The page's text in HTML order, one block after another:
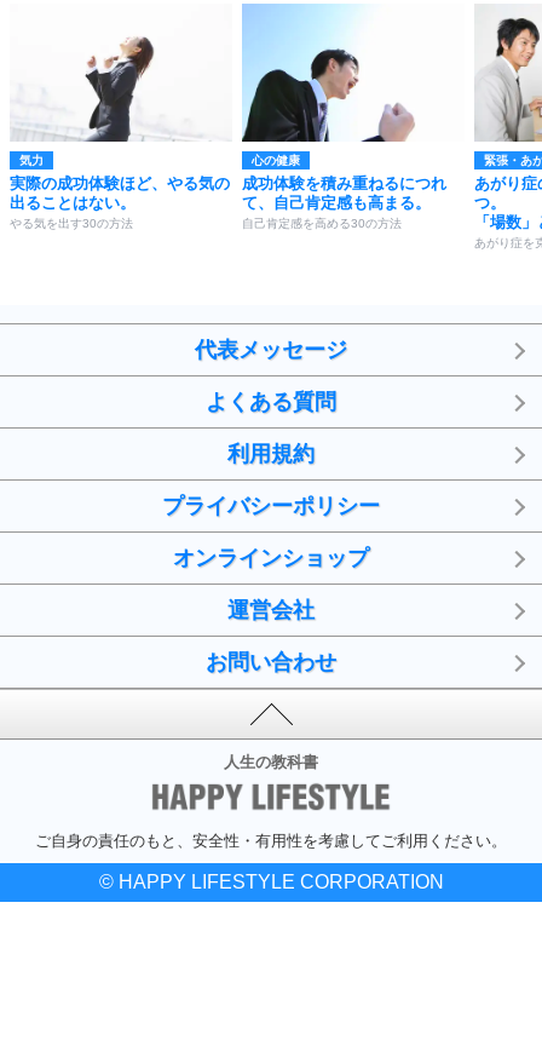
気力
実際の成功体験ほど、やる気の
出ることはない。
やる気を出す30の方法
心の健康
成功体験を積み重ねるにつれ
て、自己肯定感も高まる。
自己肯定感を高める30の方法
緊張・あ
あがり症
つ。
「場数
あがり症を
代表メッセージ
よくある質問
利用規約
プライバシーポリシー
オンラインショップ
運営会社
お問い合わせ
人生の教科書
ご自身の責任のもと、安全性・有用性を考慮してご利用ください。
© HAPPY LIFESTYLE CORPORATION